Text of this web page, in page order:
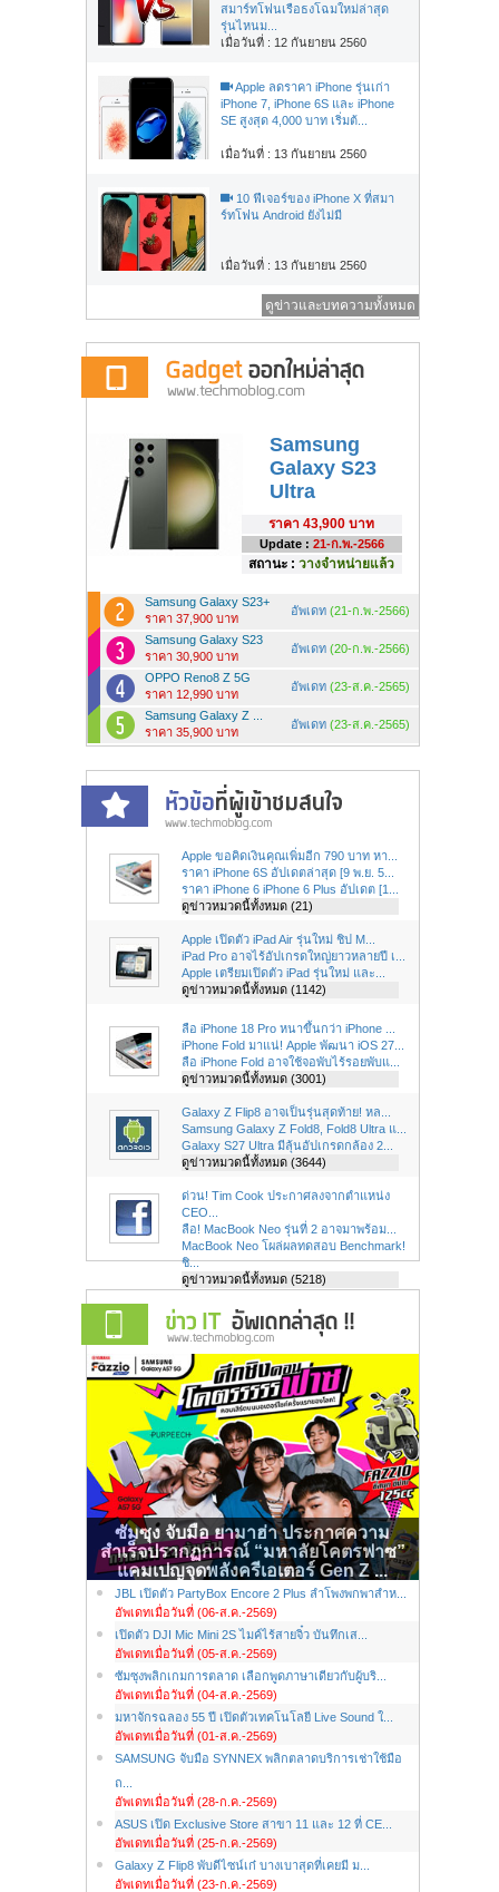
สมาร์ทโฟนเรือธงโฉมใหม่ล่าสุด
รุ่นไหนม...
เมื่อวันที่ : 12 กันยายน 2560
Apple ลดราคา iPhone รุ่นเก่า
iPhone 7, iPhone 6S และ iPhone
SE สูงสุด 4,000 บาท เริ่มต้...
เมื่อวันที่ : 13 กันยายน 2560
10 ฟีเจอร์ของ iPhone X ที่สมา
ร์ทโฟน Android ยังไม่มี
เมื่อวันที่ : 13 กันยายน 2560
ดูข่าวและบทความทั้งหมด
Samsung
Galaxy S23
Ultra
ราคา 43,900 บาท
Update : 21-ก.พ.-2566
สถานะ : วางจำหน่ายแล้ว
Samsung Galaxy S23+
ราคา 37,900 บาท
อัพเดท (21-ก.พ.-2566)
Samsung Galaxy S23
ราคา 30,900 บาท
อัพเดท (20-ก.พ.-2566)
OPPO Reno8 Z 5G
ราคา 12,990 บาท
อัพเดท (23-ส.ค.-2565)
Samsung Galaxy Z ...
ราคา 35,900 บาท
อัพเดท (23-ส.ค.-2565)
Apple ขอคิดเงินคุณเพิ่มอีก 790 บาท หา...
ราคา iPhone 6S อัปเดตล่าสุด [9 พ.ย. 5...
ราคา iPhone 6 iPhone 6 Plus อัปเดต [1...
ดูข่าวหมวดนี้ทั้งหมด (21)
Apple เปิดตัว iPad Air รุ่นใหม่ ชิป M...
iPad Pro อาจไร้อัปเกรดใหญ่ยาวหลายปี เ...
Apple เตรียมเปิดตัว iPad รุ่นใหม่ และ...
ดูข่าวหมวดนี้ทั้งหมด (1142)
ลือ iPhone 18 Pro หนาขึ้นกว่า iPhone ...
iPhone Fold มาแน่! Apple พัฒนา iOS 27...
ลือ iPhone Fold อาจใช้จอพับไร้รอยพับแ...
ดูข่าวหมวดนี้ทั้งหมด (3001)
Galaxy Z Flip8 อาจเป็นรุ่นสุดท้าย! หล...
Samsung Galaxy Z Fold8, Fold8 Ultra แ...
Galaxy S27 Ultra มีลุ้นอัปเกรดกล้อง 2...
ดูข่าวหมวดนี้ทั้งหมด (3644)
ด่วน! Tim Cook ประกาศลงจากตำแหน่ง
CEO...
ลือ! MacBook Neo รุ่นที่ 2 อาจมาพร้อม...
MacBook Neo โผล่ผลทดสอบ Benchmark!
ชิ...
ดูข่าวหมวดนี้ทั้งหมด (5218)
ซัมซุง จับมือ ยามาฮ่า ประกาศความ
สำเร็จปรากฏการณ์ “มหาลัยโคตรฟาซ”
แคมเปญจุดพลังครีเอเตอร์ Gen Z ...
JBL เปิดตัว PartyBox Encore 2 Plus ลำโพงพกพาสำห...
อัพเดทเมื่อวันที่ (06-ส.ค.-2569)
เปิดตัว DJI Mic Mini 2S ไมค์ไร้สายจิ๋ว บันทึกเส...
อัพเดทเมื่อวันที่ (05-ส.ค.-2569)
ซัมซุงพลิกเกมการตลาด เลือกพูดภาษาเดียวกับผู้บริ...
อัพเดทเมื่อวันที่ (04-ส.ค.-2569)
มหาจักรฉลอง 55 ปี เปิดตัวเทคโนโลยี Live Sound ใ...
อัพเดทเมื่อวันที่ (01-ส.ค.-2569)
SAMSUNG จับมือ SYNNEX พลิกตลาดบริการเช่าใช้มือ
ถ...
อัพเดทเมื่อวันที่ (28-ก.ค.-2569)
ASUS เปิด Exclusive Store สาขา 11 และ 12 ที่ CE...
อัพเดทเมื่อวันที่ (25-ก.ค.-2569)
Galaxy Z Flip8 พับดีไซน์เก๋ บางเบาสุดที่เคยมี ม...
อัพเดทเมื่อวันที่ (23-ก.ค.-2569)